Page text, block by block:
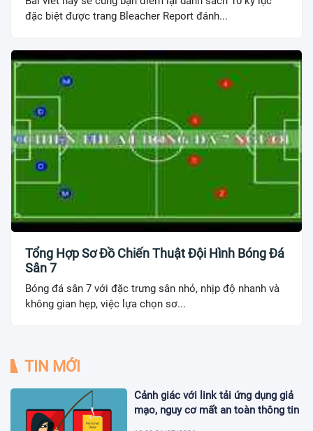
đặc biệt được trang Bleacher Report đánh...
Tổng Hợp Sơ Đồ Chiến Thuật Đội Hình Bóng Đá
Sân 7
Bóng đá sân 7 với đặc trưng sân nhỏ, nhịp độ nhanh và
không gian hẹp, việc lựa chọn sơ...
TIN MỚI
Cảnh giác với link tải ứng dụng giả
mạo, nguy cơ mất an toàn thông tin